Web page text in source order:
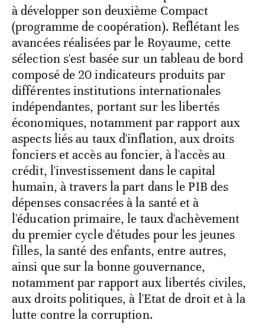
à développer son deuxième Compact
(programme de coopération). Reflétant les
avancées réalisées par le Royaume, cette
sélection s'est basée sur un tableau de bord
composé de 20 indicateurs produits par
différentes institutions internationales
indépendantes, portant sur les libertés
économiques, notamment par rapport aux
aspects liés au taux d'inflation, aux droits
fonciers et accès au foncier, à l'accès au
crédit, l'investissement dans le capital
humain, à travers la part dans le PIB des
dépenses consacrées à la santé et à
l'éducation primaire, le taux d'achèvement
du premier cycle d'études pour les jeunes
filles, la santé des enfants, entre autres,
ainsi que sur la bonne gouvernance,
notamment par rapport aux libertés civiles,
aux droits politiques, à l'Etat de droit et à la
lutte contre la corruption.